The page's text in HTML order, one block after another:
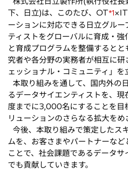
い
タ
で
開
く
下、日立)は、このたび、OT*1
ーションに対応できる日立グル
ティストをグローバルに育成・
と育成プログラムを整備すると
究者や各分野の実務者が相互に
ェッショナル・コミュニティ」を
本取り組みを通して、国内外の
るデータサイエンティストを、
度までに3,000名にすることを目
リューションのさらなる拡大をめ
今後、本取り組みで策定したス
ムを、お客さまやパートナーなど
ことで、社会課題であるデータ
でも貢献していきます。